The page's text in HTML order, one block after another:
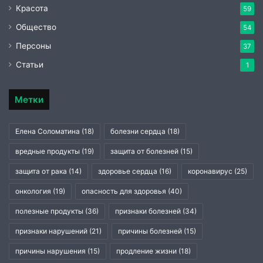
Красота 59
Общество 54
Персоны 37
Статьи 1
Метки
Елена Соломатина (18) болезни сердца (18)
вредные продукты (19) защита от болезней (15)
защита от рака (14) здоровье сердца (16) коронавирус (25)
онкология (19) опасность для здоровья (40)
полезные продукты (36) признаки болезней (34)
признаки нарушений (21) причины болезней (15)
причины нарушения (15) продление жизни (18)